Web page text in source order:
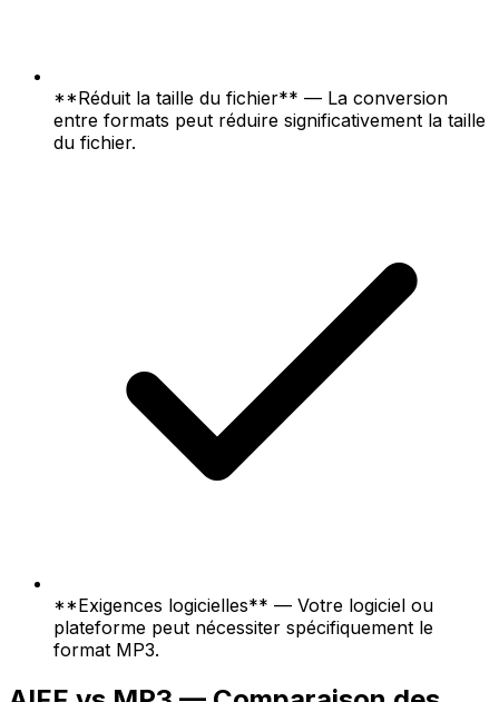
**Réduit la taille du fichier** — La conversion
entre formats peut réduire significativement la taille
du fichier.
**Exigences logicielles** — Votre logiciel ou
plateforme peut nécessiter spécifiquement le
format MP3.